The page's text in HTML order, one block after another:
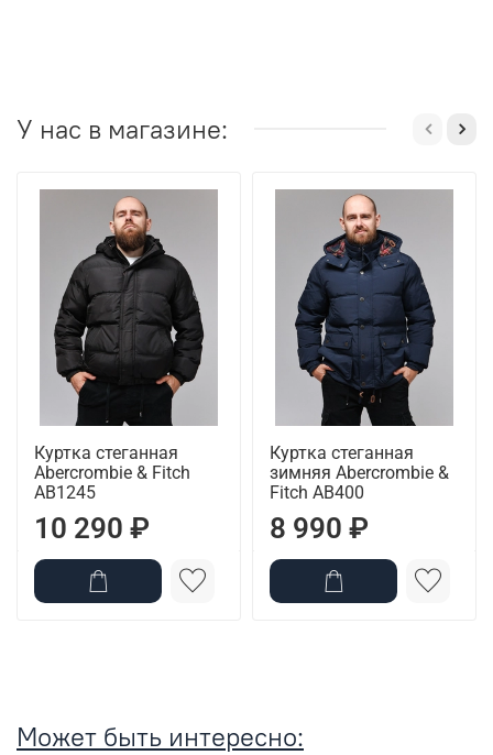
У нас в магазине:
Куртка стеганная
Abercrombie & Fitch
AB1245
10 290 ₽
Куртка стеганная
зимняя Abercrombie &
Fitch AB400
8 990 ₽
Может быть интересно: